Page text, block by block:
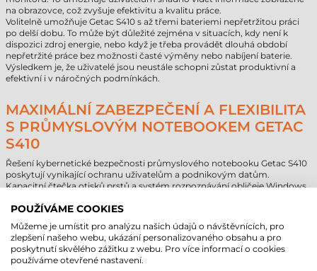
na obrazovce, což zvyšuje efektivitu a kvalitu práce.
Volitelně umožňuje Getac S410 s až třemi bateriemi nepřetržitou práci
po delší dobu. To může být důležité zejména v situacích, kdy není k
dispozici zdroj energie, nebo když je třeba provádět dlouhá období
nepřetržité práce bez možnosti časté výměny nebo nabíjení baterie.
Výsledkem je, že uživatelé jsou neustále schopni zůstat produktivní a
efektivní i v náročných podmínkách.
MAXIMÁLNÍ ZABEZPEČENÍ A FLEXIBILITA
S PRŮMYSLOVÝM NOTEBOOKEM GETAC
S410
Řešení kybernetické bezpečnosti průmyslového notebooku Getac S410
poskytují vynikající ochranu uživatelům a podnikovým datům.
Kapacitní čtečka otisků prstů a systém rozpoznávání obličeje Windows
minimalizuje možnost neoprávněného přístupu. Tyto metody
identifikace poskytují vysokou úroveň bezpečnosti, jelikož k identifikaci
využívají jedinečné biometrické charakteristiky.
Čtečky čipových karet a HF RFID přidávají další vrstvu zabezpečení,
která umožňuje například jednoduchou, ale efektivní autentifikaci
pomocí karet. Toto je obzvláště důležité v průmyslových prostředích,
POUŽÍVÁME COOKIES
Můžeme je umístit pro analýzu našich údajů o návštěvnících, pro
zlepšení našeho webu, ukázání personalizovaného obsahu a pro
poskytnutí skvělého zážitku z webu. Pro více informací o cookies
používáme otevřené nastavení.